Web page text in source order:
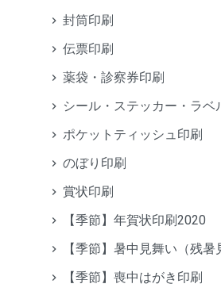
封筒印刷
伝票印刷
薬袋・診察券印刷
シール・ステッカー・ラベ
ポケットティッシュ印刷
のぼり印刷
賞状印刷
【季節】年賀状印刷2020
【季節】暑中見舞い（残暑
【季節】喪中はがき印刷